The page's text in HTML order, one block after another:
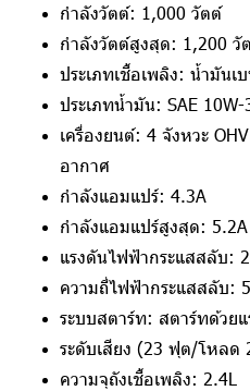
กำลังวัตต์: 1,000 วัตต์
กำลังวัตต์สูงสุด: 1,200 วั
ประเภทเชื้อเพลิง: น้ำมัน
ประเภทน้ำมัน: SAE 10W-
เครื่องยนต์: 4 จังหวะ
อากาศ
กำลังแอมแปร์: 4.3A
กำลังแอมแปร์สูงสุด: 5.2A
แรงดันไฟฟ้ากระแสสลับ:
ความถี่ไฟฟ้ากระแสสลับ:
ระบบสตาร์ท: สตาร์ทด้วยแ
ระดับเสียง (23 ฟุต/โหลด
ความจุถังเชื้อเพลิง: 2.4L